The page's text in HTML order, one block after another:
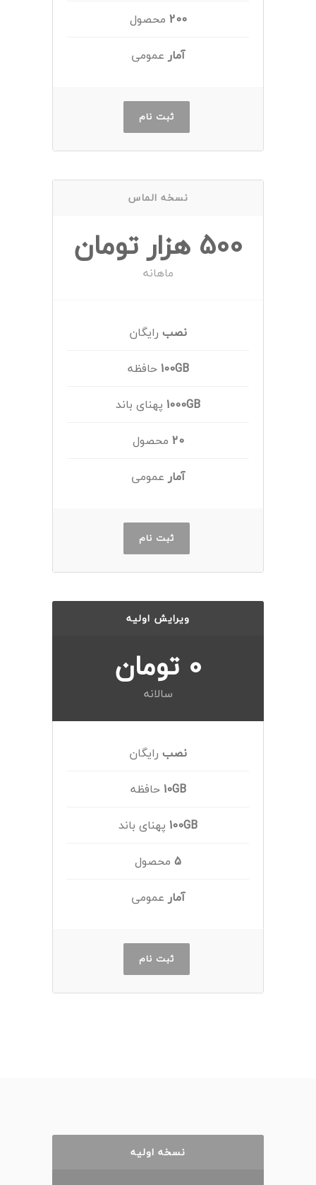
200 محصول
آمارعمومی
ثبت نام
نسخه الماس
500 هزار تومان
ماهانه
نصب رایگان
100GBحافظه
1000GB پهنای باند
20 محصول
آمارعمومی
ثبت نام
ویرایش اولیه
0 تومان
سالانه
نصب رایگان
10GBحافظه
100GB پهنای باند
5 محصول
آمارعمومی
ثبت نام
نسخه اولیه